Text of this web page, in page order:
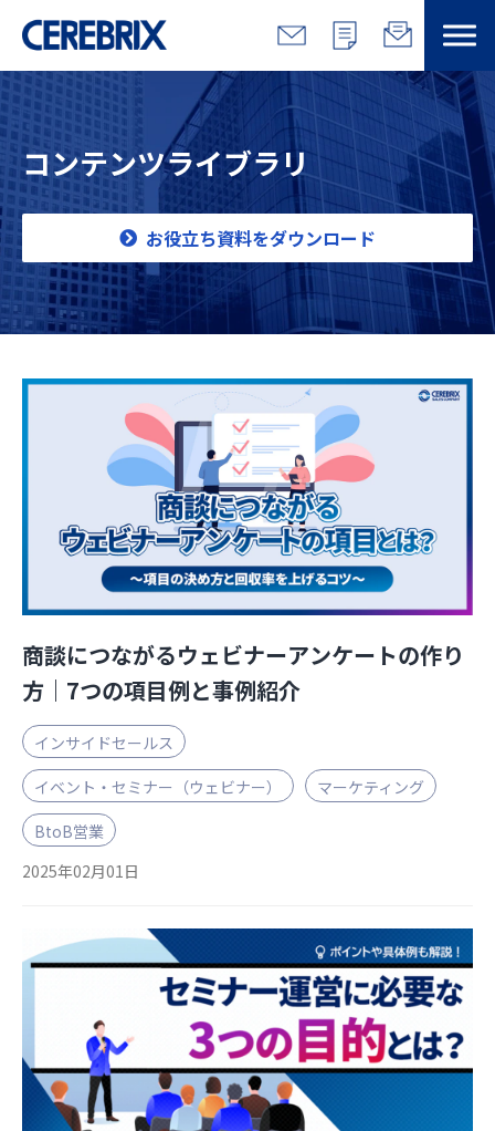
特長
解決できる課題
事例
お役立ち資料
コンテンツライブラリ
お役立ち資料をダウンロード
商談につながるウェビナーアンケートの作り
方｜7つの項目例と事例紹介
インサイドセールス
イベント・セミナー（ウェビナー）
マーケティング
BtoB営業
2025年02月01日